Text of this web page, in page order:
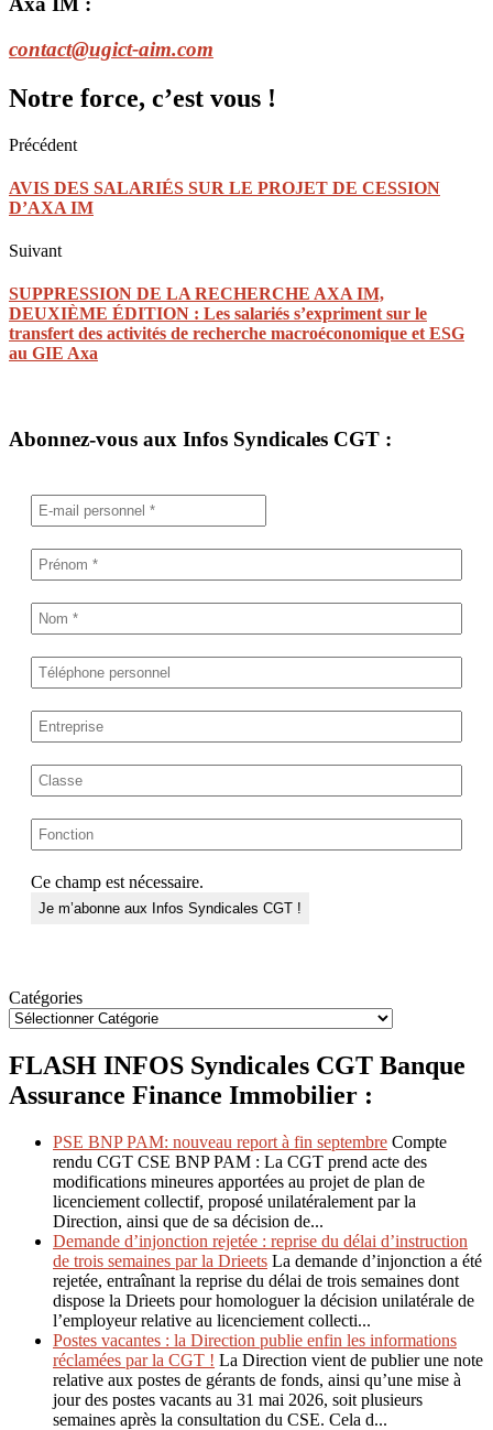
contact@ugict-aim.com
Notre force, c’est vous !
Précédent
AVIS DES SALARIÉS SUR LE PROJET DE CESSION
D’AXA IM
Suivant
SUPPRESSION DE LA RECHERCHE AXA IM,
DEUXIÈME ÉDITION : Les salariés s’expriment sur le
transfert des activités de recherche macroéconomique et ESG
au GIE Axa
Abonnez-vous aux Infos Syndicales CGT :
Ce champ est nécessaire.
Catégories
FLASH INFOS Syndicales CGT Banque
Assurance Finance Immobilier :
PSE BNP PAM: nouveau report à fin septembre Compte
rendu CGT CSE BNP PAM : La CGT prend acte des
modifications mineures apportées au projet de plan de
licenciement collectif, proposé unilatéralement par la
Direction, ainsi que de sa décision de...
Demande d’injonction rejetée : reprise du délai d’instruction
de trois semaines par la Drieets La demande d’injonction a été
rejetée, entraînant la reprise du délai de trois semaines dont
dispose la Drieets pour homologuer la décision unilatérale de
l’employeur relative au licenciement collecti...
Postes vacantes : la Direction publie enfin les informations
réclamées par la CGT ! La Direction vient de publier une note
relative aux postes de gérants de fonds, ainsi qu’une mise à
jour des postes vacants au 31 mai 2026, soit plusieurs
semaines après la consultation du CSE. Cela d...